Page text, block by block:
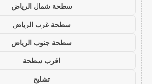
سطحة شمال الرياض
سطحة غرب الرياض
سطحة جنوب الرياض
اقرب سطحة
تشليح